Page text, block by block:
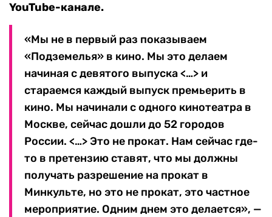
YouTube-канале.
«Мы не в первый раз показываем
«Подземелья» в кино. Мы это делаем
начиная с девятого выпуска <…> и
стараемся каждый выпуск премьерить в
кино. Мы начинали с одного кинотеатра в
Москве, сейчас дошли до 52 городов
России. <…> Это не прокат. Нам сейчас где-
то в претензию ставят, что мы должны
получать разрешение на прокат в
Минкульте, но это не прокат, это частное
мероприятие. Одним днем это делается», —